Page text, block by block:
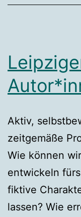
Aktiv,
zeitgemäße
Wie können
entwickeln
fiktive
lassen? Wie